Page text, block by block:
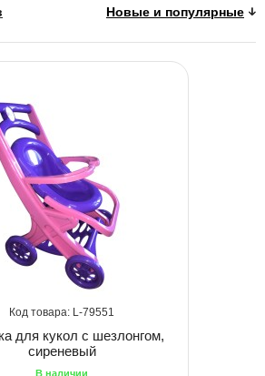
79551
для кукол с шезлонгом,
сиреневый